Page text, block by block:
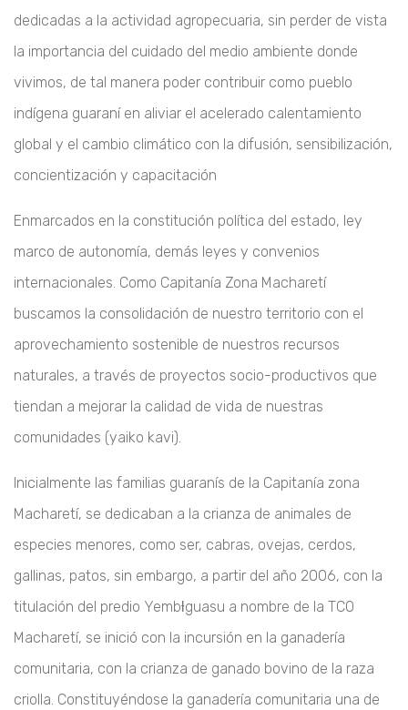
dedicadas a la actividad agropecuaria, sin perder de vista
la importancia del cuidado del medio ambiente donde
vivimos, de tal manera poder contribuir como pueblo
indígena guaraní en aliviar el acelerado calentamiento
global y el cambio climático con la difusión, sensibilización,
concientización y capacitación
Enmarcados en la constitución política del estado, ley
marco de autonomía, demás leyes y convenios
internacionales. Como Capitanía Zona Macharetí
buscamos la consolidación de nuestro territorio con el
aprovechamiento sostenible de nuestros recursos
naturales, a través de proyectos socio-productivos que
tiendan a mejorar la calidad de vida de nuestras
comunidades (yaiko kavi).
Inicialmente las familias guaranís de la Capitanía zona
Macharetí, se dedicaban a la crianza de animales de
especies menores, como ser, cabras, ovejas, cerdos,
gallinas, patos, sin embargo, a partir del año 2006, con la
titulación del predio Yembƚguasu a nombre de la TCO
Macharetí, se inició con la incursión en la ganadería
comunitaria, con la crianza de ganado bovino de la raza
criolla. Constituyéndose la ganadería comunitaria una de